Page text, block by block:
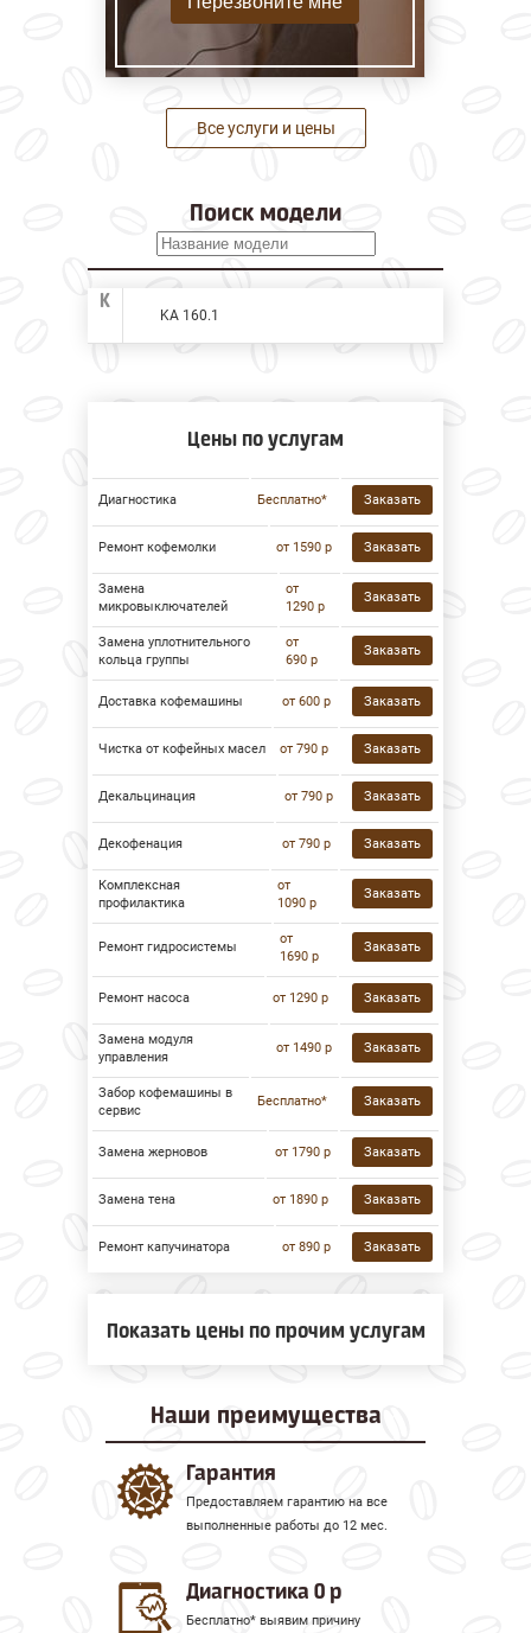
Все услуги и цены
Поиск модели
K
KA 160.1
Цены по услугам
Диагностика Бесплатно* Заказать
Ремонт кофемолки от 1590 р Заказать
Замена
микровыключателей
от
1290 р
Заказать
Замена уплотнительного
кольца группы
от
690 р
Заказать
Доставка кофемашины от 600 р Заказать
Чистка от кофейных масел от 790 р Заказать
Декальцинация от 790 р Заказать
Декофенация от 790 р Заказать
Комплексная
профилактика
от
1090 р
Заказать
Ремонт гидросистемы
от
1690 р
Заказать
Ремонт насоса от 1290 р Заказать
Замена модуля
управления
от 1490 р Заказать
Забор кофемашины в
сервис
Бесплатно* Заказать
Замена жерновов от 1790 р Заказать
Замена тена от 1890 р Заказать
Ремонт капучинатора от 890 р Заказать
Показать цены по прочим услугам
Наши преимущества
Гарантия
Предоставляем гарантию на все
выполненные работы до 12 мес.
Диагностика 0 р
Бесплатно* выявим причину